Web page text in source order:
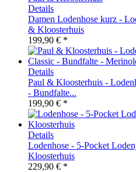
Details
Damen Lodenhose kurz -
& Kloosterhuis
199,90 € *
Details
Paul & Kloosterhuis -
- Bundfalte...
199,90 € *
Details
Lodenhose - 5-Pocket
Kloosterhuis
229,90 € *